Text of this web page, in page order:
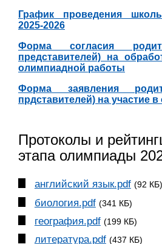
График проведения
2025-2026
Форма согласия
представителей) на
олимпиадной работы
Форма заявления
прдставителей) на участие
Протоколы и
этапа олимпиады
английский язык.pdf (92 КБ)
биология.pdf (341 КБ)
география.pdf (199 КБ)
литература.pdf (437 КБ)